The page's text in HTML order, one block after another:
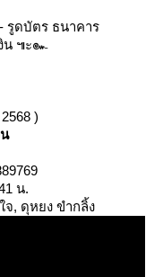
รูดบัตร ธนาคาร
น ๚ะ๛
)
น.
จ, ดุหยง ขำกลิ้ง